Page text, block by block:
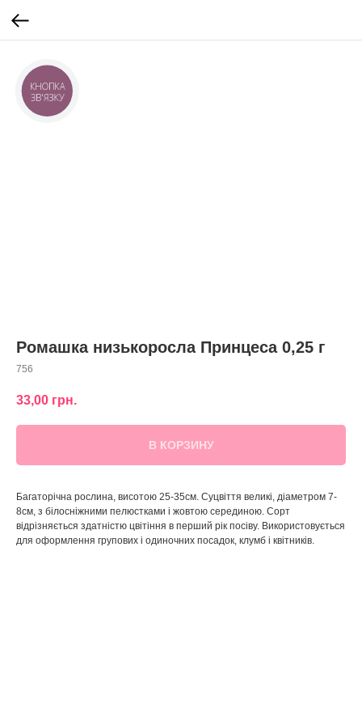
Ромашка низькоросла Принцеса 0,25 г
756
33,00 грн.
В КОРЗИНУ
Багаторічна рослина, висотою 25-35см. Суцвіття великі, діаметром 7-
8см, з білосніжними пелюстками і жовтою серединою. Сорт
відрізняється здатністю цвітіння в перший рік посіву. Використовується
для оформлення групових і одиночних посадок, клумб і квітників.
КНОПКА
ЗВ'ЯЗКУ